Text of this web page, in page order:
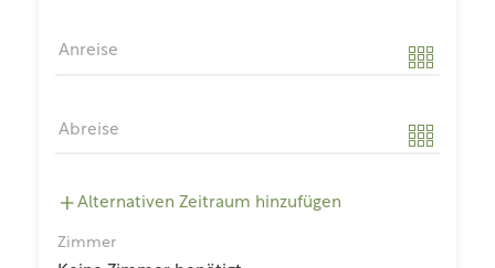
Anreise
Abreise
Alternativen Zeitraum hinzufügen
Zimmer